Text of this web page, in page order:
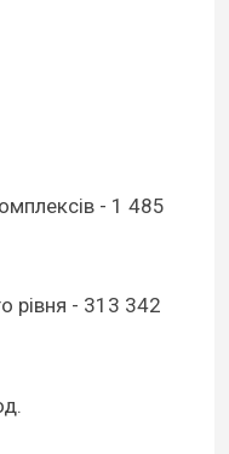
- 1 485
рівня - 313 342